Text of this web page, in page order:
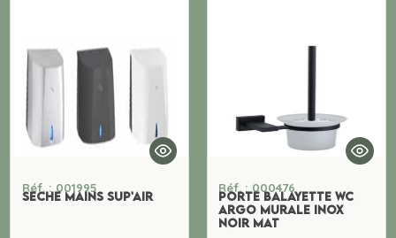
Réf. : 001995
SECHE MAINS SUP'AIR
Réf. : 000476
PORTE BALAYETTE WC
ARGO MURALE INOX
NOIR MAT